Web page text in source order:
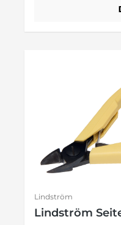
Lindström
Lindström